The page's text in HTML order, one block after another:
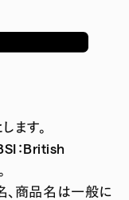
ます。
：British
、商品名は一般に